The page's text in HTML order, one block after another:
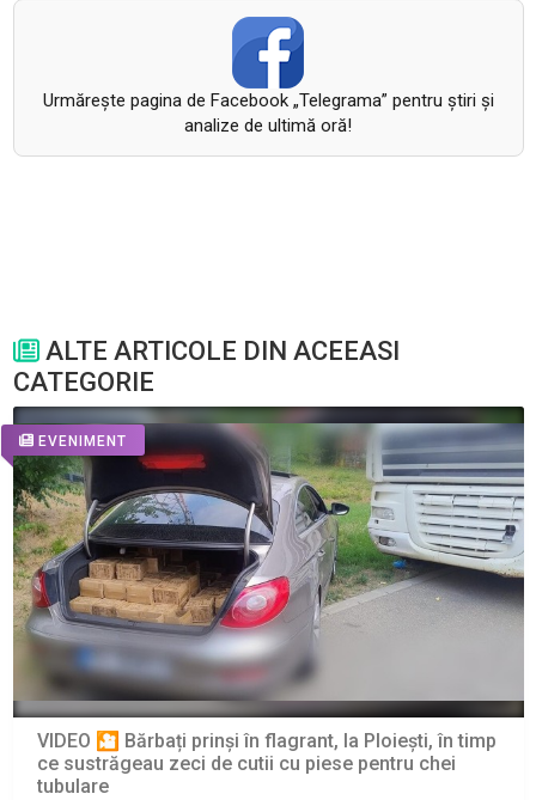
Urmăreşte pagina de Facebook „Telegrama” pentru ştiri şi
analize de ultimă oră!
ALTE ARTICOLE DIN ACEEASI
CATEGORIE
EVENIMENT
VIDEO 🎦 Bărbați prinși în flagrant, la Ploiești, în timp
ce sustrăgeau zeci de cutii cu piese pentru chei
tubulare